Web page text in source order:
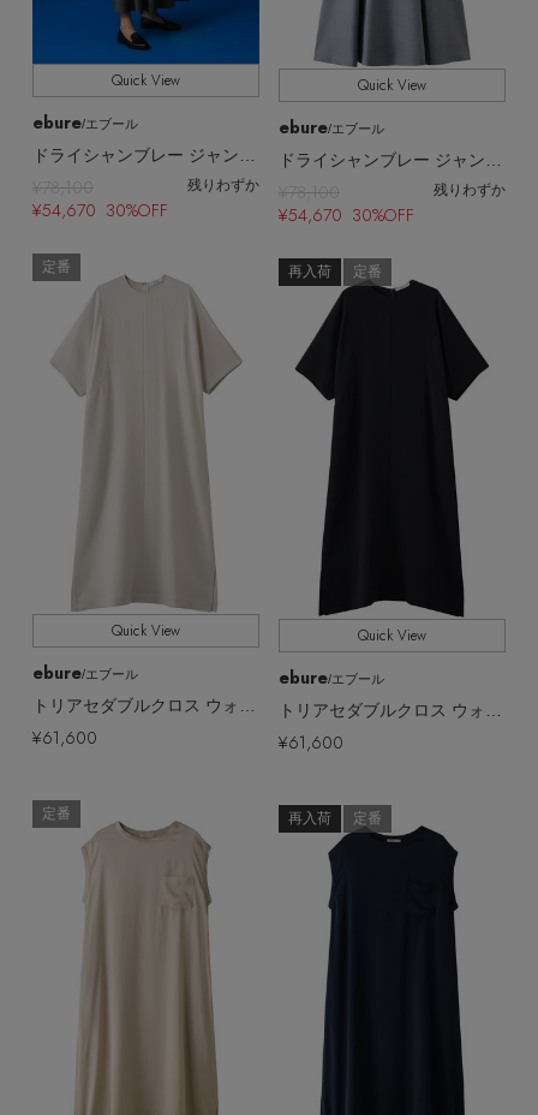
Quick View
ebure/エブール
¥78,100 残りわずか
¥54,670 30%OFF
Quick View
ebure/エブール
¥78,100 残りわずか
¥54,670 30%OFF
定番
Quick View
ebure/エブール
¥61,600
再入荷 定番
Quick View
ebure/エブール
¥61,600
定番 再入荷 定番